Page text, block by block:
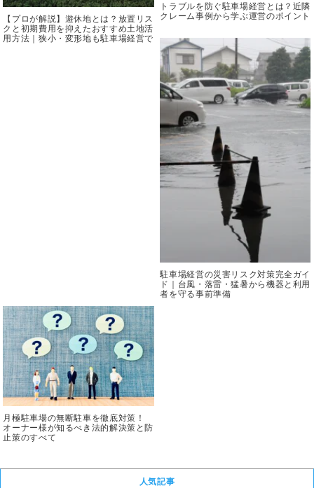
【プロが解説】遊休地とは？放置リス
クと初期費用を抑えたおすすめ土地活
用方法｜狭小・変形地も駐車場経営で
トラブルを防ぐ駐車場経営とは？近隣
クレーム事例から学ぶ運営のポイント
駐車場経営の災害リスク対策完全ガイ
ド｜台風・落雷・猛暑から機器と利用
者を守る事前準備
月極駐車場の無断駐車を徹底対策！
オーナー様が知るべき法的解決策と防
止策のすべて
人気記事